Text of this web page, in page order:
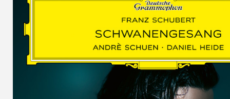
WOLF
MARTIN
SCHUMANN,